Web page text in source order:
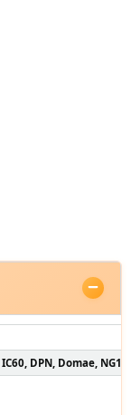
DPN, Domae,